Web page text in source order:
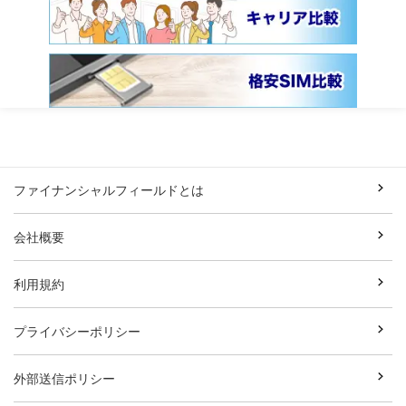
ファイナンシャルフィールドとは
会社概要
利用規約
プライバシーポリシー
外部送信ポリシー